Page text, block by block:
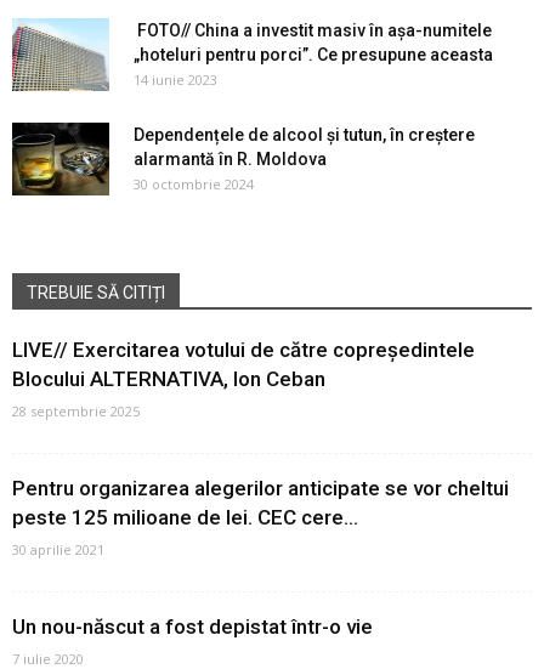
FOTO// China a investit masiv în așa-numitele
„hoteluri pentru porci”. Ce presupune aceasta
14 iunie 2023
Dependențele de alcool și tutun, în creștere
alarmantă în R. Moldova
30 octombrie 2024
TREBUIE SĂ CITIȚI
LIVE// Exercitarea votului de către copreședintele
Blocului ALTERNATIVA, Ion Ceban
28 septembrie 2025
Pentru organizarea alegerilor anticipate se vor cheltui
peste 125 milioane de lei. CEC cere...
30 aprilie 2021
Un nou-născut a fost depistat într-o vie
7 iulie 2020